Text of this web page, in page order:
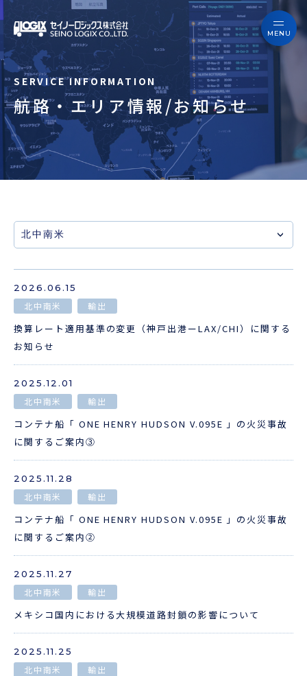
セイノーロジックスを知る
サービス
事例
お役立ちブログ
よくあるご質問
企業情報
セイノーロジックスを知る
サービス
事例
よくあるご質問
ニュース
企業情報
採用情報
ほっとひといき
本船スケジュール
会員ログイン
お役立ちメニュー
お問い合わせ
お役立ち資料
ENGLISH
航路・エリア情報/お知らせ
2026.06.15
北中南米 輸出
換算レート適用基準の変更（神戸出港ーLAX/CHI）に関する
お知らせ
2025.12.01
北中南米 輸出
コンテナ船「 ONE HENRY HUDSON V.095E 」の火災事故
に関するご案内③
2025.11.28
北中南米 輸出
コンテナ船「 ONE HENRY HUDSON V.095E 」の火災事故
に関するご案内②
2025.11.27
北中南米 輸出
メキシコ国内における大規模道路封鎖の影響について
2025.11.25
北中南米 輸出